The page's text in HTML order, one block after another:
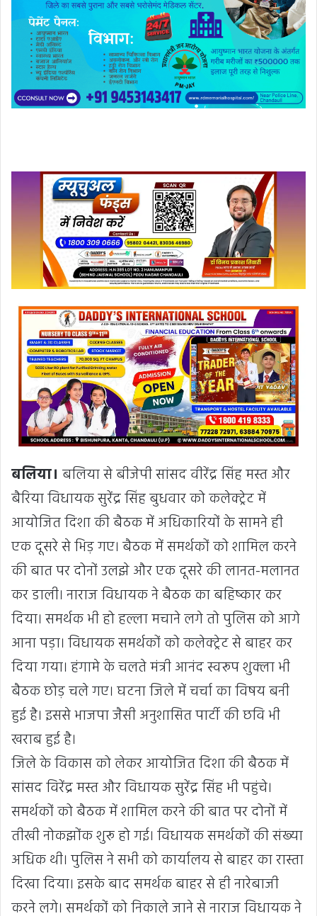
बलिया। बलिया से बीजेपी सांसद वीरेंद्र सिंह मस्त और
बैरिया विधायक सुरेंद्र सिंह बुधवार को कलेक्ट्रेट में
आयोजित दिशा की बैठक में अधिकारियों के सामने ही
एक दूसरे से भिड़ गए। बैठक में समर्थकों को शामिल करने
की बात पर दोनों उलझे और एक दूसरे की लानत-मलानत
कर डाली। नाराज विधायक ने बैठक का बहिष्कार कर
दिया। समर्थक भी हो हल्ला मचाने लगे तो पुलिस को आगे
आना पड़ा। विधायक समर्थकों को कलेक्ट्रेट से बाहर कर
दिया गया। हंगामे के चलते मंत्री आनंद स्वरूप शुक्ला भी
बैठक छोड़ चले गए। घटना जिले में चर्चा का विषय बनी
हुई है। इससे भाजपा जैसी अनुशासित पार्टी की छवि भी
खराब हुई है।
जिले के विकास को लेकर आयोजित दिशा की बैठक में
सांसद विरेंद्र मस्त और विधायक सुरेंद्र सिंह भी पहुंचे।
समर्थकों को बैठक में शामिल करने की बात पर दोनों में
तीखी नोकझोंक शुरू हो गई। विधायक समर्थकों की संख्या
अधिक थी। पुलिस ने सभी को कार्यालय से बाहर का रास्ता
दिखा दिया। इसके बाद समर्थक बाहर से ही नारेबाजी
करने लगे। समर्थकों को निकाले जाने से नाराज विधायक ने